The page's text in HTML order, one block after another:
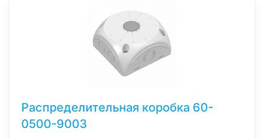
Распределительная коробка 60-
0500-9003